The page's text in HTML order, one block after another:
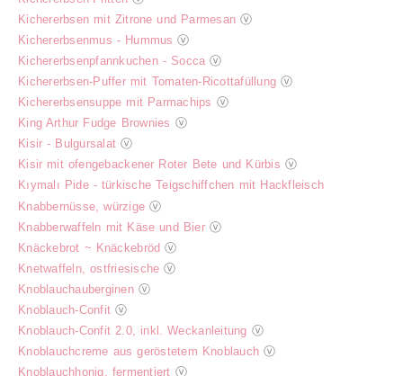
Kichererbsen mit Zitrone und Parmesan ⓥ
Kichererbsenmus - Hummus ⓥ
Kichererbsenpfannkuchen - Socca ⓥ
Kichererbsen-Puffer mit Tomaten-Ricottafüllung ⓥ
Kichererbsensuppe mit Parmachips ⓥ
King Arthur Fudge Brownies ⓥ
Kisir - Bulgursalat ⓥ
Kisir mit ofengebackener Roter Bete und Kürbis ⓥ
Kıymalı Pide - türkische Teigschiffchen mit Hackfleisch
Knabbernüsse, würzige ⓥ
Knabberwaffeln mit Käse und Bier ⓥ
Knäckebrot ~ Knäckebröd ⓥ
Knetwaffeln, ostfriesische ⓥ
Knoblauchauberginen ⓥ
Knoblauch-Confit ⓥ
Knoblauch-Confit 2.0, inkl. Weckanleitung ⓥ
Knoblauchcreme aus geröstetem Knoblauch ⓥ
Knoblauchhonig, fermentiert ⓥ